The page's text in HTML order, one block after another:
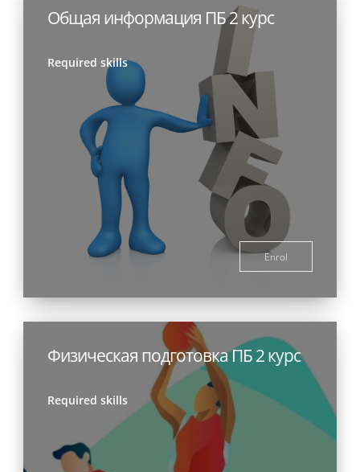
Общая информация ПБ 2 курс
Required skills
Enrol
Физическая подготовка ПБ 2 курс
Required skills